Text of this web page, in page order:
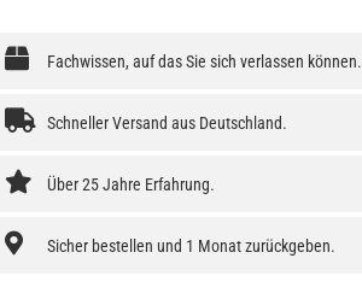
Fachwissen, auf das Sie sich verlassen können.
Schneller Versand aus Deutschland.
Über 25 Jahre Erfahrung.
Sicher bestellen und 1 Monat zurückgeben.